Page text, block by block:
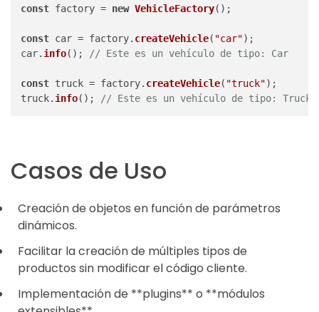
const factory = new VehicleFactory();
const car = factory. createVehicle( "car");
car. info(); // Este es un vehículo de tipo: Car
const truck = factory. createVehicle( "truck");
truck. info(); // Este es un vehículo de tipo: Truck
Casos de Uso
Creación de objetos en función de parámetros
dinámicos.
Facilitar la creación de múltiples tipos de
productos sin modificar el código cliente.
Implementación de **plugins** o **módulos